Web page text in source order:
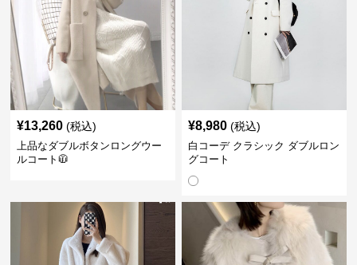
¥13,260 (税込)
上品なダブルボタンロングウー
ルコート🧥
¥8,980 (税込)
白コーデ クラシック ダブルロン
グコート